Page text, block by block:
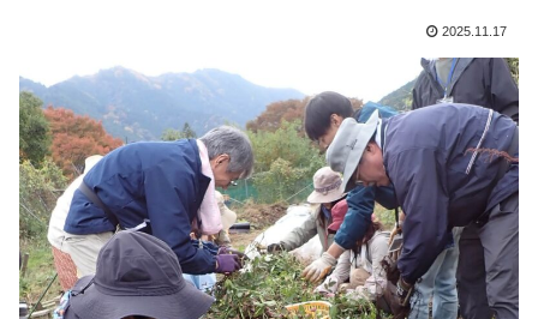
2025.11.17